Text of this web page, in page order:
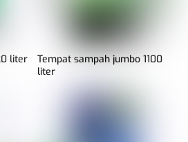
liter
Tempat sampah jumbo 1100
liter